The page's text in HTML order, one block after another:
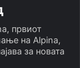
првиот
на Alpina,
за новата